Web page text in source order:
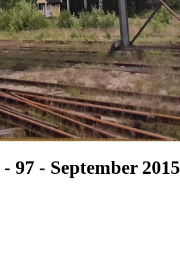
97 - September 2015